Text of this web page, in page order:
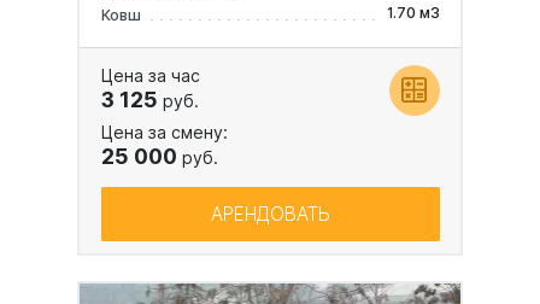
Ковш
1.70 м3
Цена за час
3 125 руб.
Цена за смену:
25 000 руб.
АРЕНДОВАТЬ